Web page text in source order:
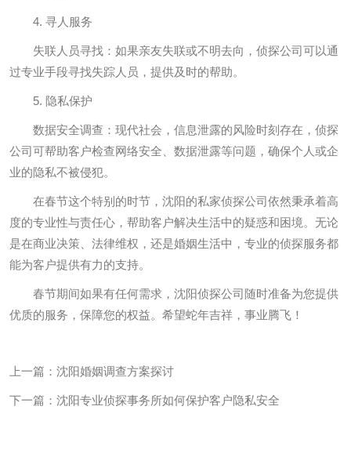
4. 寻人服务
失联人员寻找：如果亲友失联或不明去向，侦探公司可以通
过专业手段寻找失踪人员，提供及时的帮助。
5. 隐私保护
数据安全调查：现代社会，信息泄露的风险时刻存在，侦探
公司可帮助客户检查网络安全、数据泄露等问题，确保个人或企
业的隐私不被侵犯。
在春节这个特别的时节，沈阳的私家侦探公司依然秉承着高
度的专业性与责任心，帮助客户解决生活中的疑惑和困境。无论
是在商业决策、法律维权，还是婚姻生活中，专业的侦探服务都
能为客户提供有力的支持。
春节期间如果有任何需求，沈阳侦探公司随时准备为您提供
优质的服务，保障您的权益。希望蛇年吉祥，事业腾飞！
上一篇： 沈阳婚姻调查方案探讨
下一篇： 沈阳专业侦探事务所如何保护客户隐私安全